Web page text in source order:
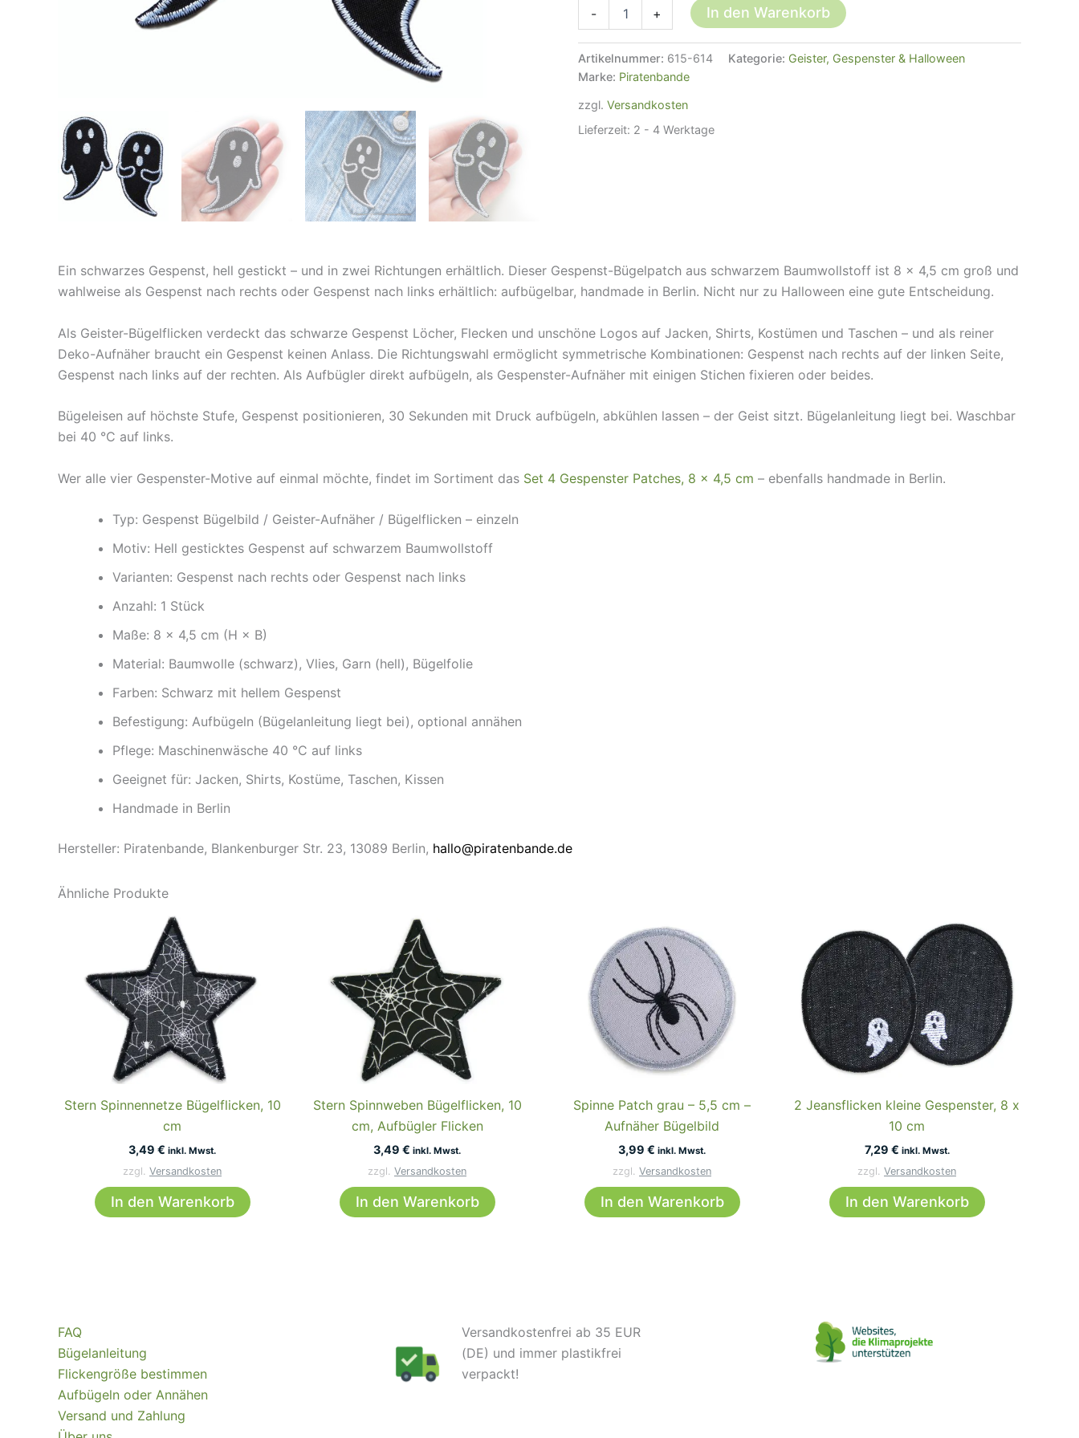
-
8
4,5
cm
+ In den Warenkorb
Artikelnummer: 615-614 Kategorie: Geister, Gespenster & Halloween
Marke: Piratenbande
zzgl. Versandkosten
Lieferzeit: 2 - 4 Werktage
Ein schwarzes Gespenst, hell gestickt – und in zwei Richtungen erhältlich. Dieser Gespenst-Bügelpatch aus schwarzem Baumwollstoff ist 8 × 4,5 cm groß und
wahlweise als Gespenst nach rechts oder Gespenst nach links erhältlich: aufbügelbar, handmade in Berlin. Nicht nur zu Halloween eine gute Entscheidung.
Als Geister-Bügelflicken verdeckt das schwarze Gespenst Löcher, Flecken und unschöne Logos auf Jacken, Shirts, Kostümen und Taschen – und als reiner
Deko-Aufnäher braucht ein Gespenst keinen Anlass. Die Richtungswahl ermöglicht symmetrische Kombinationen: Gespenst nach rechts auf der linken Seite,
Gespenst nach links auf der rechten. Als Aufbügler direkt aufbügeln, als Gespenster-Aufnäher mit einigen Stichen fixieren oder beides.
Bügeleisen auf höchste Stufe, Gespenst positionieren, 30 Sekunden mit Druck aufbügeln, abkühlen lassen – der Geist sitzt. Bügelanleitung liegt bei. Waschbar
bei 40 °C auf links.
Wer alle vier Gespenster-Motive auf einmal möchte, findet im Sortiment das Set 4 Gespenster Patches, 8 × 4,5 cm – ebenfalls handmade in Berlin.
Typ: Gespenst Bügelbild / Geister-Aufnäher / Bügelflicken – einzeln
Motiv: Hell gesticktes Gespenst auf schwarzem Baumwollstoff
Varianten: Gespenst nach rechts oder Gespenst nach links
Anzahl: 1 Stück
Maße: 8 × 4,5 cm (H × B)
Material: Baumwolle (schwarz), Vlies, Garn (hell), Bügelfolie
Farben: Schwarz mit hellem Gespenst
Befestigung: Aufbügeln (Bügelanleitung liegt bei), optional annähen
Pflege: Maschinenwäsche 40 °C auf links
Geeignet für: Jacken, Shirts, Kostüme, Taschen, Kissen
Handmade in Berlin
Hersteller: Piratenbande, Blankenburger Str. 23, 13089 Berlin, hallo@piratenbande.de
Ähnliche Produkte
Stern Spinnennetze Bügelflicken, 10
cm
3,49 € inkl. Mwst.
zzgl. Versandkosten
In den Warenkorb
Stern Spinnweben Bügelflicken, 10
cm, Aufbügler Flicken
3,49 € inkl. Mwst.
zzgl. Versandkosten
In den Warenkorb
Spinne Patch grau – 5,5 cm –
Aufnäher Bügelbild
3,99 € inkl. Mwst.
zzgl. Versandkosten
In den Warenkorb
2 Jeansflicken kleine Gespenster, 8 x
10 cm
7,29 € inkl. Mwst.
zzgl. Versandkosten
In den Warenkorb
FAQ
Bügelanleitung
Flickengröße bestimmen
Aufbügeln oder Annähen
Versand und Zahlung
Versandkostenfrei ab 35 EUR
(DE) und immer plastikfrei
verpackt!